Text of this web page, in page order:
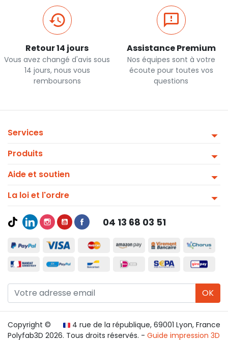
Retour 14 jours
Vous avez changé d'avis sous
14 jours, nous vous
remboursons
Assistance Premium
Nos équipes sont à votre
écoute pour toutes vos
questions
Services
Produits
Aide et soutien
La loi et l'ordre
04 13 68 03 51
OK
4 rue de la république, 69001 Lyon, France
Copyright ©
Polyfab3D 2026. Tous droits réservés. - Guide impression 3D